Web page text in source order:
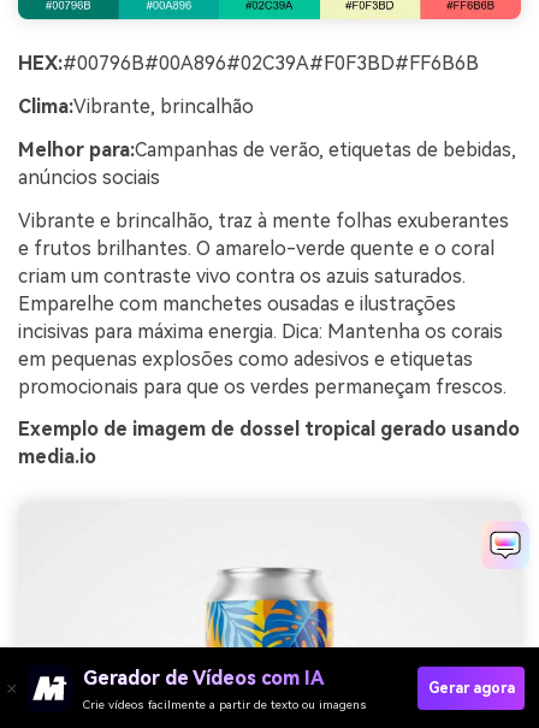
HEX:#00796B#00A896#02C39A#F0F3BD#FF6B6B
Clima:Vibrante, brincalhão
Melhor para:Campanhas de verão, etiquetas de bebidas,
anúncios sociais
Vibrante e brincalhão, traz à mente folhas exuberantes
e frutos brilhantes. O amarelo-verde quente e o coral
criam um contraste vivo contra os azuis saturados.
Emparelhe com manchetes ousadas e ilustrações
incisivas para máxima energia. Dica: Mantenha os corais
em pequenas explosões como adesivos e etiquetas
promocionais para que os verdes permaneçam frescos.
Exemplo de imagem de dossel tropical gerado usando
media.io
Gerador de Vídeos com IA
Crie vídeos facilmente a partir de texto ou imagens
Gerar agora